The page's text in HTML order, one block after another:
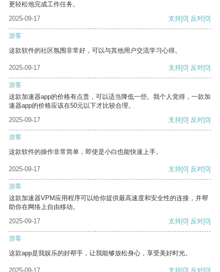
更轻松地完成工作任务。
2025-09-17
支持[0] 反对[0]
游客
这款软件的社区氛围非常好，可以与其他用户交流学习心得。
2025-09-17 支持[0] 反对[0]
游客
这款加速器app的价格有点贵，可以适当降低一些。我个人觉得，一款加
速器app的价格应该在50元以下才比较合理。
2025-09-17
支持[0] 反对[0]
游客
这款软件的操作非常简单，即使是小白也能快速上手。
2025-09-17 支持[0] 反对[0]
游客
这款加速器VPM应用程序可以给你提供最高速度和安全性的连接，并帮
助你在网络上自由移动。
2025-09-17
支持[0] 反对[0]
游客
这款app是我娱乐的好帮手，让我能够放松身心，享受美好时光。
2025-09-17 支持[0] 反对[0]